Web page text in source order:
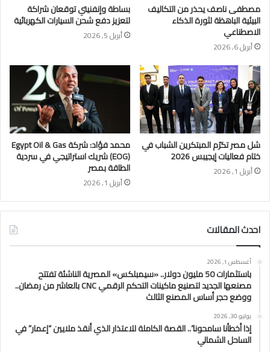
مصطفى ناصف يحذر من التكاليف
البيئية الباهظة لثورة الذكاء
الاصطناعي
أبريل 6, 2026
بساطة وإنفنيتي توقعان شراكة
لتعزيز دفع شحن السيارات الكهربائية
أبريل 5, 2026
شل مصر تكرّم المبتكرين الشباب في
ختام فعاليات إيجيبس 2026
أبريل 1, 2026
محمد فؤاد: شركة Egypt Oil & Gas
(EOG) شريك استراتيجي في سردية
الطاقة بمصر
أبريل 1, 2026
احدث المقالات
أغسطس 1, 2026
باستثمارات 50 مليون دولار.. «سيمبلكس» المصرية الناشئة تفتتح
مصنعها الجديد لتصنيع ماكينات التحكم الرقمي CNC بالعاشر من رمضان..
ووضع حجر أساس المصنع الثالث
يوليو 30, 2026
إذا أخطأنا سامحونا”.. القصة الكاملة للاعتذار الذي أنقذ ملايين “إعمار” في
الساحل الشمالي